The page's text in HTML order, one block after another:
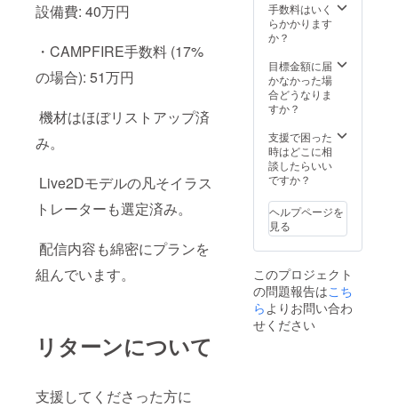
設備費: 40万円
・CAMPFIRE手数料 (17%
の場合): 51万円
機材はほぼリストアップ済
み。
Live2Dモデルの凡そイラス
トレーターも選定済み。
配信内容も綿密にプランを
組んでいます。
リターンについて
支援してくださった方に
手数料はいく
らかかります
か？
目標金額に届
かなかった場
合どうなりま
すか？
支援で困った
時はどこに相
談したらいい
ですか？
ヘルプページを
見る
このプロジェクト
の問題報告はこち
らよりお問い合わ
せください